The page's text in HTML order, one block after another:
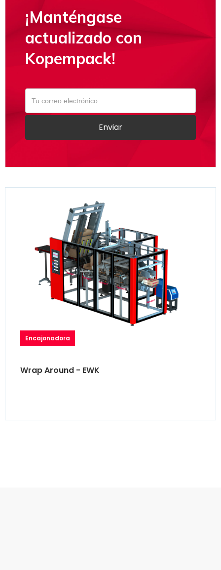
¡Manténgase
actualizado con
Kopempack!
Encajonadora
Wrap Around - EWK